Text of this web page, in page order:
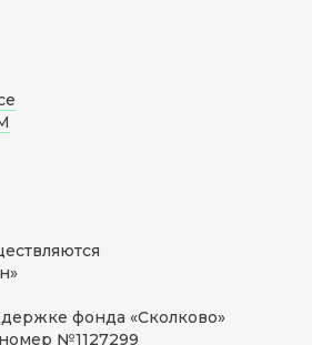
фонда «Сколково»
№1127299